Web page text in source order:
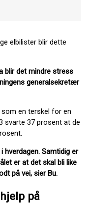
elbilister blir dette
blir det mindre stress
generalsekretær
en terskel for en
svarte 37 prosent at de
hverdagen. Samtidig er
er at det skal bli like
på vei, sier Bu.
på